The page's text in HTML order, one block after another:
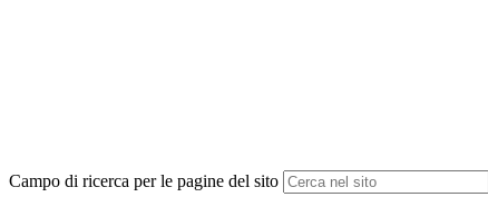
Campo di ricerca per le pagine del sito